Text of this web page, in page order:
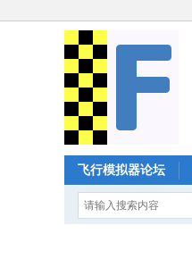
飞行模拟器论坛